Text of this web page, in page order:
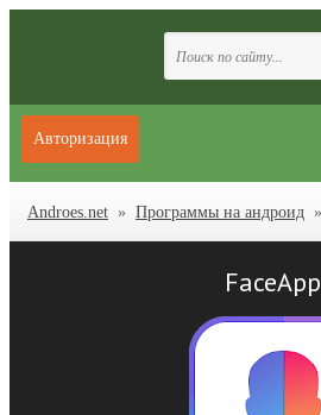
Авторизация
Androes.net » Программы на андроид
FaceApp